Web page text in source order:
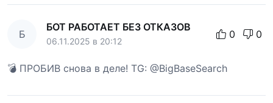
Б
БОТ РАБОТАЕТ БЕЗ ОТКАЗОВ
06.11.2025 в 20:12
0 0
💣 ПРОБИВ снова в деле! TG: @BigBaseSearch